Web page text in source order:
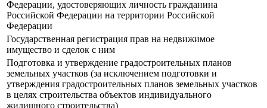
Федерации, удостоверяющих личность гражданина
Российской Федерации на территории Российской
Федерации
Государственная регистрация прав на недвижимое
имущество и сделок с ним
Подготовка и утверждение градостроительных планов
земельных участков (за исключением подготовки и
утверждения градостроительных планов земельных участков
в целях строительства объектов индивидуального
жилищного строительства)